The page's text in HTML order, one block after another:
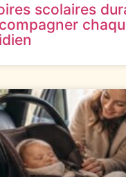
scolaires